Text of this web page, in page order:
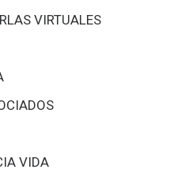
VIRTUALES
VIDA